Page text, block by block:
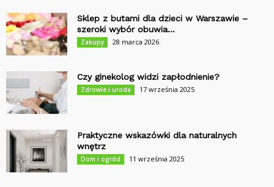
Sklep z butami dla dzieci w Warszawie –
szeroki wybór obuwia...
Zakupy 28 marca 2026
Czy ginekolog widzi zapłodnienie?
Zdrowie i uroda 17 września 2025
Praktyczne wskazówki dla naturalnych
wnętrz
Dom i ogród 11 września 2025